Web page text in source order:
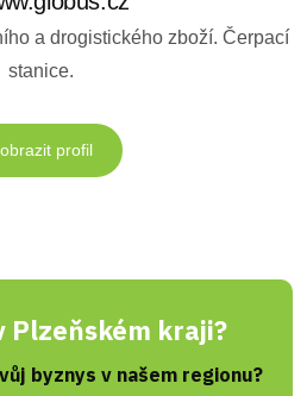
a drogistického zboží. Čerpací
stanice.
profil
Plzeňském kraji?
byznys v našem regionu?